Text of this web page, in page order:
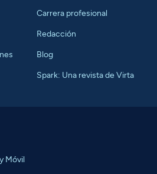
Carrera profesional
Redacción
Blog
Spark: Una revista de Virta
Móvil